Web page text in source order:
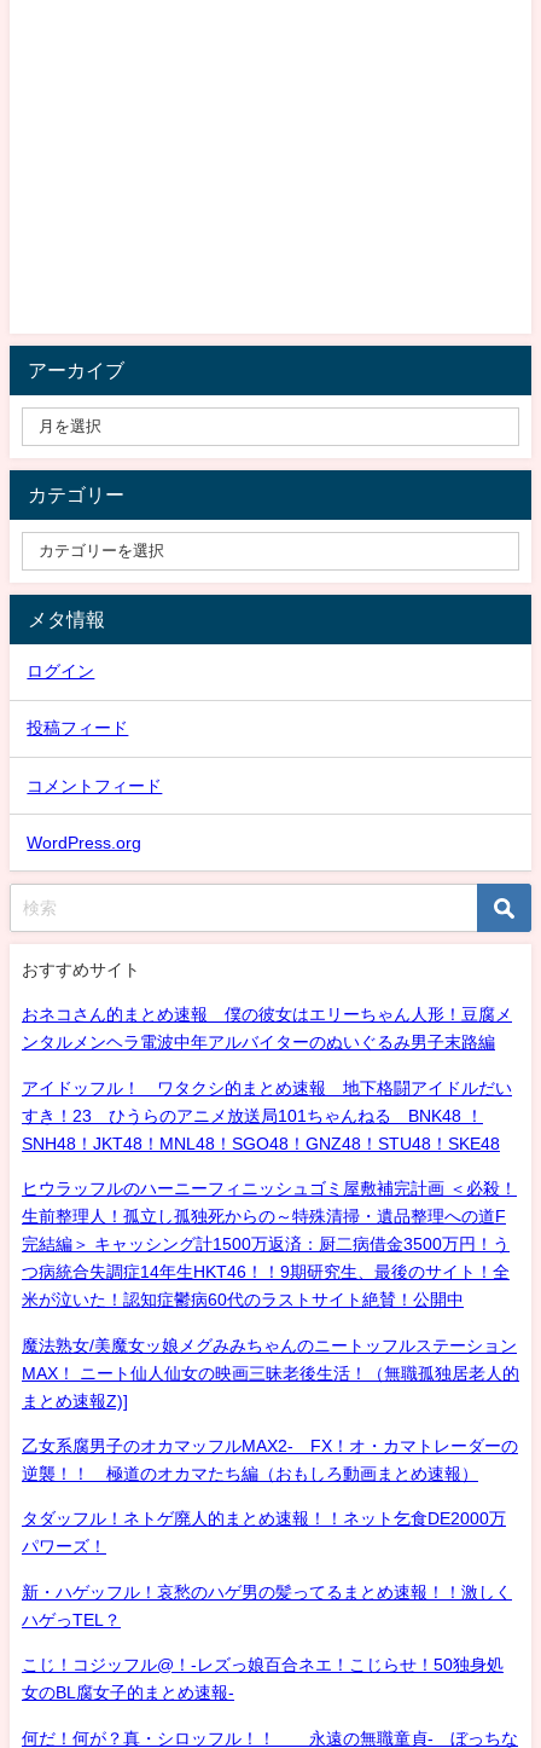
アーカイブ
カテゴリー
メタ情報
ログイン
投稿フィード
コメントフィード
WordPress.org
おすすめサイト
おネコさん的まとめ速報 僕の彼女はエリーちゃん人形！豆腐メ
ンタルメンヘラ電波中年アルバイターのぬいぐるみ男子末路編
アイドッフル！ ワタクシ的まとめ速報 地下格闘アイドルだい
すき！23 ひうらのアニメ放送局101ちゃんねる BNK48 ！
SNH48！JKT48！MNL48！SGO48！GNZ48！STU48！SKE48
ヒウラッフルのハーニーフィニッシュゴミ屋敷補完計画 ＜必殺！
生前整理人！孤立し孤独死からの～特殊清掃・遺品整理への道F
完結編＞ キャッシング計1500万返済：厨二病借金3500万円！う
つ病統合失調症14年生HKT46！！9期研究生、最後のサイト！全
米が泣いた！認知症鬱病60代のラストサイト絶賛！公開中
魔法熟女/美魔女ッ娘メグみみちゃんのニートッフルステーション
MAX！ ニート仙人仙女の映画三昧老後生活！（無職孤独居老人的
まとめ速報Z)]
乙女系腐男子のオカマッフルMAX2- FX！オ・カマトレーダーの
逆襲！！ 極道のオカマたち編（おもしろ動画まとめ速報）
タダッフル！ネトゲ廃人的まとめ速報！！ネット乞食DE2000万
パワーズ！
新・ハゲッフル！哀愁のハゲ男の髪ってるまとめ速報！！激しく
ハゲっTEL？
こじ！コジッフル@！-レズっ娘百合ネエ！こじらせ！50独身処
女のBL腐女子的まとめ速報-
何だ！何が？真・シロッフル！！ 永遠の無職童貞- ぼっちな